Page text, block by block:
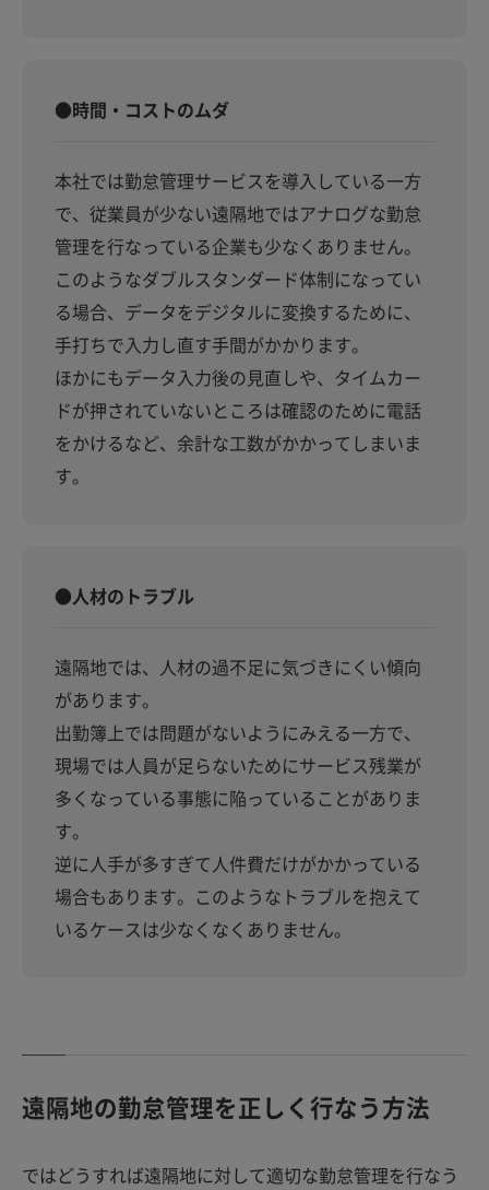
●時間・コストのムダ
本社では勤怠管理サービスを導入している一方
で、従業員が少ない遠隔地ではアナログな勤怠
管理を行なっている企業も少なくありません。
このようなダブルスタンダード体制になってい
る場合、データをデジタルに変換するために、
手打ちで入力し直す手間がかかります。
ほかにもデータ入力後の見直しや、タイムカー
ドが押されていないところは確認のために電話
をかけるなど、余計な工数がかかってしまいま
す。
●人材のトラブル
遠隔地では、人材の過不足に気づきにくい傾向
があります。
出勤簿上では問題がないようにみえる一方で、
現場では人員が足らないためにサービス残業が
多くなっている事態に陥っていることがありま
す。
逆に人手が多すぎて人件費だけがかかっている
場合もあります。このようなトラブルを抱えて
いるケースは少なくなくありません。
遠隔地の勤怠管理を正しく行なう方法
ではどうすれば遠隔地に対して適切な勤怠管理を行なう